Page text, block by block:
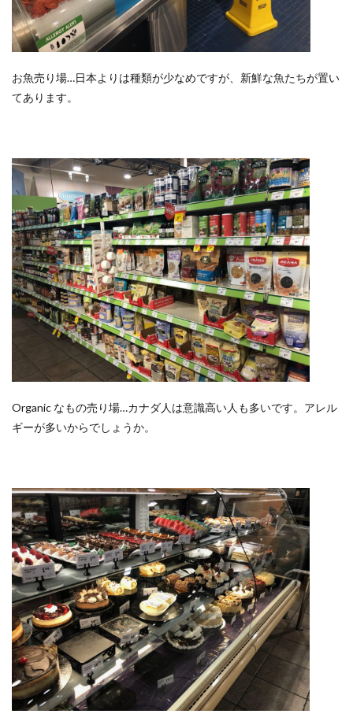
お魚売り場…日本よりは種類が少なめですが、新鮮な魚たちが置い
てあります。
Organic なもの売り場…カナダ人は意識高い人も多いです。アレル
ギーが多いからでしょうか。